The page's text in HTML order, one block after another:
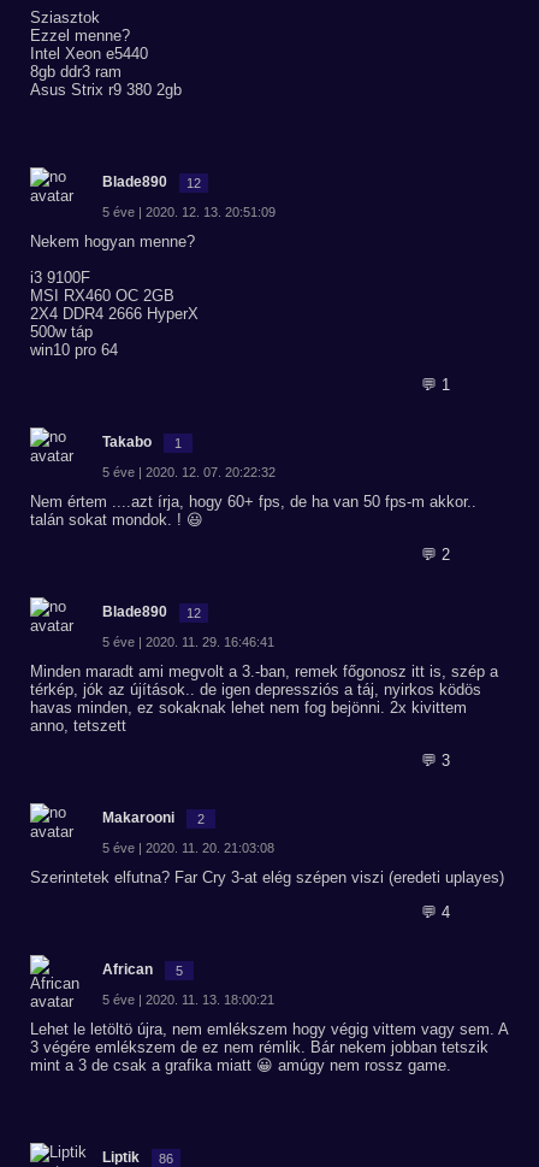
Sziasztok
Ezzel menne?
Intel Xeon e5440
8gb ddr3 ram
Asus Strix r9 380 2gb
Blade890 12
5 éve | 2020. 12. 13. 20:51:09
Nekem hogyan menne?
i3 9100F
MSI RX460 OC 2GB
2X4 DDR4 2666 HyperX
500w táp
win10 pro 64
💬 1
Takabo 1
5 éve | 2020. 12. 07. 20:22:32
Nem értem ....azt írja, hogy 60+ fps, de ha van 50 fps-m akkor..
talán sokat mondok. ! 😃
💬 2
Blade890 12
5 éve | 2020. 11. 29. 16:46:41
Minden maradt ami megvolt a 3.-ban, remek főgonosz itt is, szép a
térkép, jók az újítások.. de igen depressziós a táj, nyirkos ködös
havas minden, ez sokaknak lehet nem fog bejönni. 2x kivittem
anno, tetszett
💬 3
Makarooni 2
5 éve | 2020. 11. 20. 21:03:08
Szerintetek elfutna? Far Cry 3-at elég szépen viszi (eredeti uplayes)
💬 4
African 5
5 éve | 2020. 11. 13. 18:00:21
Lehet le letöltö újra, nem emlékszem hogy végig vittem vagy sem. A
3 végére emlékszem de ez nem rémlik. Bár nekem jobban tetszik
mint a 3 de csak a grafika miatt 😀 amúgy nem rossz game.
Liptik 86